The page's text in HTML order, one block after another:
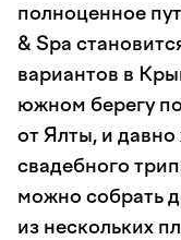
полноценное
& Spa
вариантов в
южном берегу
от Ялты, и
свадебного
можно собрать
из нескольких